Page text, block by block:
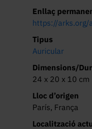
Enllaç
https://
Tipus
Auricular
Dimensions/
24 x 20 x 10 cm
Lloc d’origen
París, França
Localització